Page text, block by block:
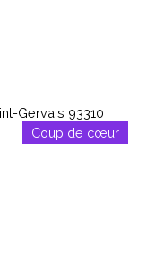
Coup de cœur